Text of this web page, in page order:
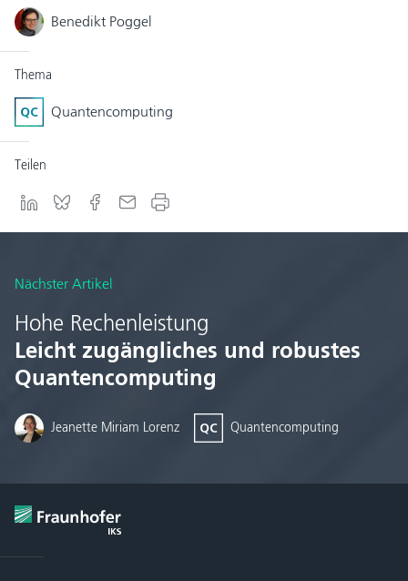
Benedikt Poggel
Thema
Quantencomputing
Teilen
Nächster Artikel
Hohe Rechenleistung
Leicht zugängliches und robustes
Quantencomputing
Jeanette Miriam Lorenz Quantencomputing